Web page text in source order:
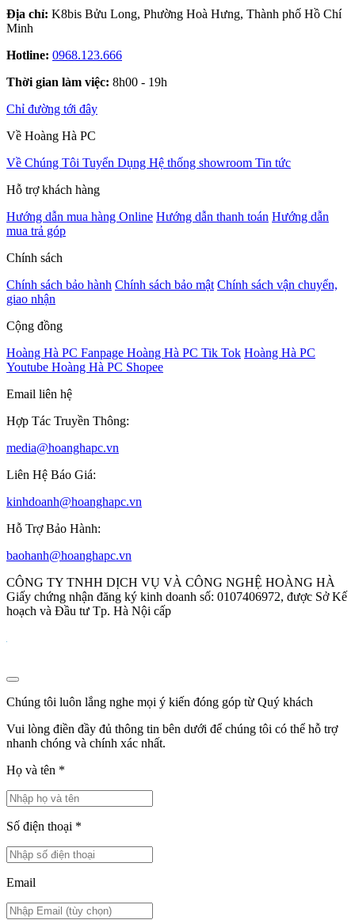
Địa chỉ: K8bis Bửu Long, Phường Hoà Hưng, Thành phố Hồ Chí
Minh
Hotline: 0968.123.666
Thời gian làm việc: 8h00 - 19h
Chỉ đường tới đây
Về Hoàng Hà PC
Về Chúng Tôi Tuyển Dụng Hệ thống showroom Tin tức
Hỗ trợ khách hàng
Hướng dẫn mua hàng Online Hướng dẫn thanh toán Hướng dẫn
mua trả góp
Chính sách
Chính sách bảo hành Chính sách bảo mật Chính sách vận chuyển,
giao nhận
Cộng đồng
Hoàng Hà PC Fanpage Hoàng Hà PC Tik Tok Hoàng Hà PC
Youtube Hoàng Hà PC Shopee
Email liên hệ
Hợp Tác Truyền Thông:
media@hoanghapc.vn
Liên Hệ Báo Giá:
kinhdoanh@hoanghapc.vn
Hỗ Trợ Bảo Hành:
baohanh@hoanghapc.vn
CÔNG TY TNHH DỊCH VỤ VÀ CÔNG NGHỆ HOÀNG HÀ
Giấy chứng nhận đăng ký kinh doanh số: 0107406972, được Sở Kế
hoạch và Đầu tư Tp. Hà Nội cấp
Chúng tôi luôn lắng nghe mọi ý kiến đóng góp từ Quý khách
Vui lòng điền đầy đủ thông tin bên dưới để chúng tôi có thể hỗ trợ
nhanh chóng và chính xác nhất.
Họ và tên *
Số điện thoại *
Email